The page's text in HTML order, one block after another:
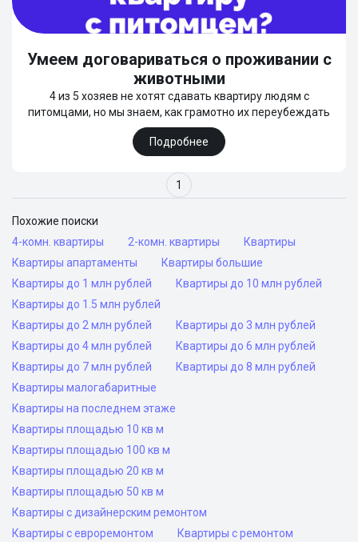
Умеем договариваться о проживании с
животными
4 из 5 хозяев не хотят сдавать квартиру людям с
питомцами, но мы знаем, как грамотно их переубеждать
Подробнее
1
Похожие поиски
4-комн. квартиры
2-комн. квартиры
Квартиры
Квартиры апартаменты
Квартиры большие
Квартиры до 1 млн рублей
Квартиры до 10 млн рублей
Квартиры до 1.5 млн рублей
Квартиры до 2 млн рублей
Квартиры до 3 млн рублей
Квартиры до 4 млн рублей
Квартиры до 6 млн рублей
Квартиры до 7 млн рублей
Квартиры до 8 млн рублей
Квартиры малогабаритные
Квартиры на последнем этаже
Квартиры площадью 10 кв м
Квартиры площадью 100 кв м
Квартиры площадью 20 кв м
Квартиры площадью 50 кв м
Квартиры с дизайнерским ремонтом
Квартиры с евроремонтом
Квартиры с ремонтом